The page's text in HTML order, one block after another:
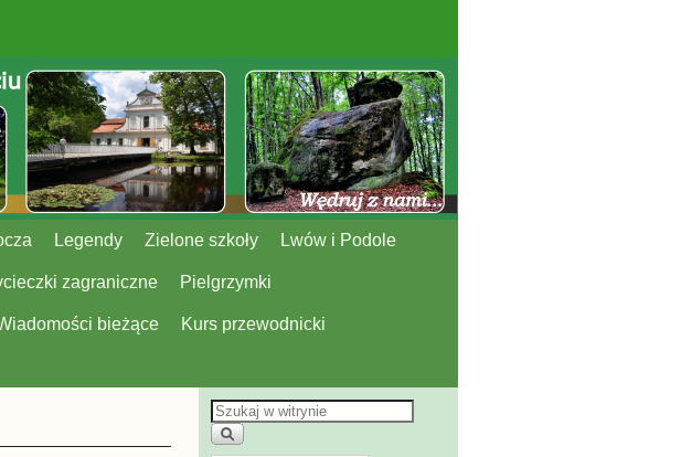
Legendy Zielone szkoły Lwów i Podole
zagraniczne Pielgrzymki
bieżące Kurs przewodnicki